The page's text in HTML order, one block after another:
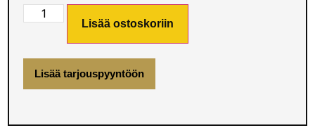
Lisää ostoskoriin
Lisää tarjouspyyntöön